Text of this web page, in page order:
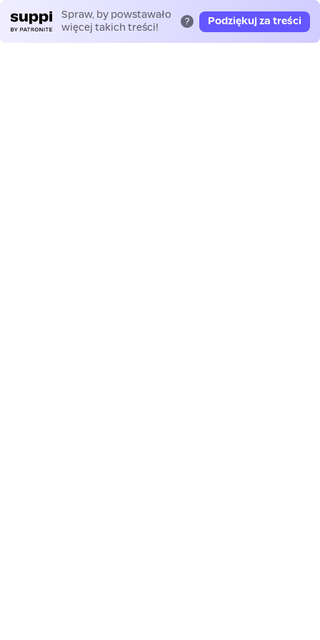
Spraw, by powstawało
więcej takich treści!
? Podziękuj za treści